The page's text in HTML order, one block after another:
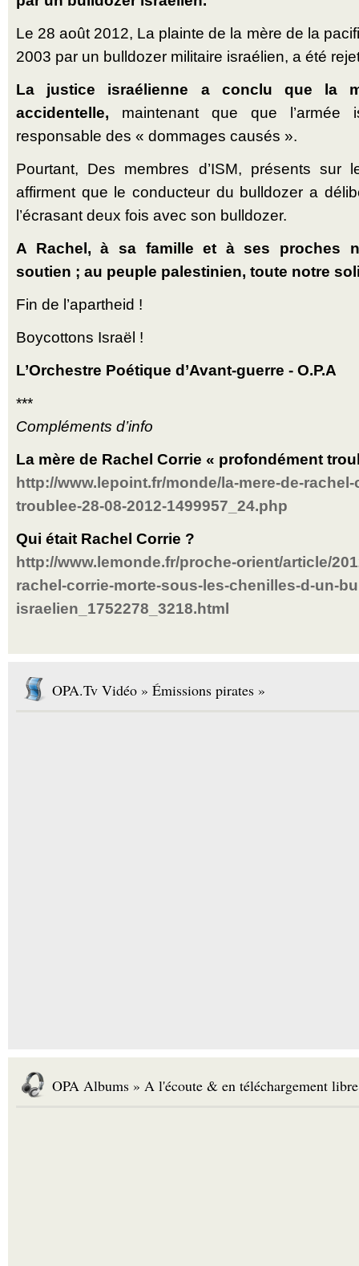
Le 28 août 2012, La plainte de la mère de la
2003 par un bulldozer militaire israélien, a été
La justice israélienne a conclu que la
accidentelle, maintenant que que l’armée
responsable des « dommages causés ».
Pourtant, Des membres d’ISM, présents sur
affirment que le conducteur du bulldozer a
l’écrasant deux fois avec son bulldozer.
A Rachel, à sa famille et à ses proches
soutien ; au peuple palestinien, toute notre
Fin de l’apartheid !
Boycottons Israël !
L’Orchestre Poétique d’Avant-guerre - O.P.A
***
Compléments d’info
La mère de Rachel Corrie « profondément
http://www.lepoint.fr/monde/la-mere-de-
troublee-28-08-2012-1499957_24.php
Qui était Rachel Corrie ?
http://www.lemonde.fr/proche-orient/article/
rachel-corrie-morte-sous-les-chenilles-d-un-
israelien_1752278_3218.html
OPA.Tv Vidéo » Émissions pirates »
OPA Albums » A l'écoute & en téléchargement